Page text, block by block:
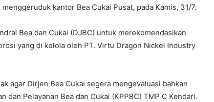
kantor Bea Cukai Pusat, pada Kamis, 31/7.
Bea dan Cukai (DJBC) untuk merekomendasikan
yang di kelola oleh PT. Virtu Dragon Nickel Industry
agar Dirjen Bea Cukai segera mengevaluasi bahkan
dan Pelayanan Bea dan Cukai (KPPBC) TMP C Kendari.